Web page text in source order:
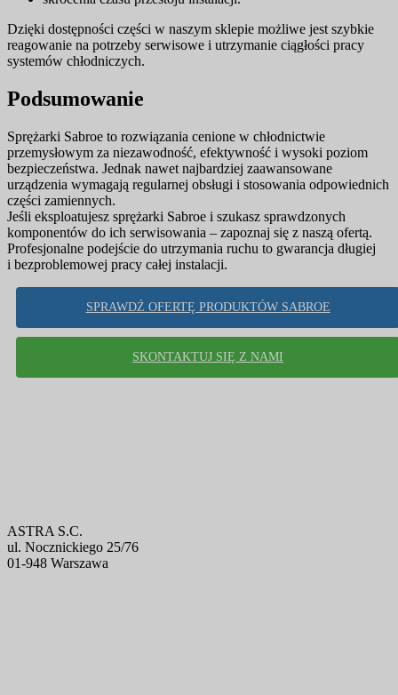
Dzięki dostępności części w naszym sklepie możliwe jest szybkie
reagowanie na potrzeby serwisowe i utrzymanie ciągłości pracy
systemów chłodniczych.
Podsumowanie
Sprężarki Sabroe to rozwiązania cenione w chłodnictwie
przemysłowym za niezawodność, efektywność i wysoki poziom
bezpieczeństwa. Jednak nawet najbardziej zaawansowane
urządzenia wymagają regularnej obsługi i stosowania odpowiednich
części zamiennych.
Jeśli eksploatujesz sprężarki Sabroe i szukasz sprawdzonych
komponentów do ich serwisowania – zapoznaj się z naszą ofertą.
Profesjonalne podejście do utrzymania ruchu to gwarancja długiej
i bezproblemowej pracy całej instalacji.
SPRAWDŹ OFERTĘ PRODUKTÓW SABROE
SKONTAKTUJ SIĘ Z NAMI
ASTRA S.C.
ul. Nocznickiego 25/76
01-948 Warszawa